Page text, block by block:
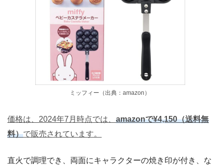
ミッフィー（出典：amazon）
価格は、2024年7月時点では、 amazonで¥4,150（送料無
料）で販売されています。
直火で調理でき、両面にキャラクターの焼き印が付き、な